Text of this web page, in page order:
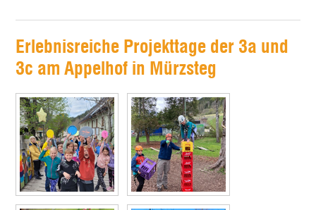
Erlebnisreiche Projekttage der 3a und
3c am Appelhof in Mürzsteg